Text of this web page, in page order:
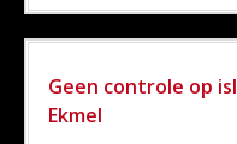
Geen controle op
Ekmel